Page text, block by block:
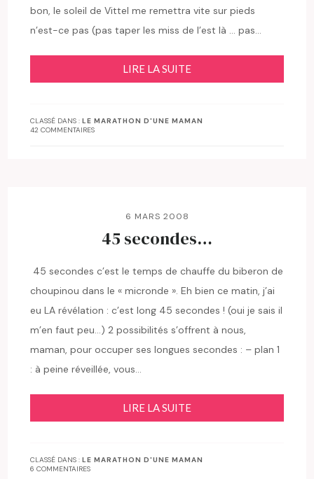
bon, le soleil de Vittel me remettra vite sur pieds
n’est-ce pas (pas taper les miss de l’est là … pas…
LIRE LA SUITE
CLASSÉ DANS :LE MARATHON D'UNE MAMAN
42 COMMENTAIRES
6 MARS 2008
45 secondes…
45 secondes c’est le temps de chauffe du biberon de
choupinou dans le « micronde ». Eh bien ce matin, j’ai
eu LA révélation : c’est long 45 secondes ! (oui je sais il
m’en faut peu…) 2 possibilités s’offrent à nous,
maman, pour occuper ses longues secondes : – plan 1
: à peine réveillée, vous…
LIRE LA SUITE
CLASSÉ DANS :LE MARATHON D'UNE MAMAN
6 COMMENTAIRES